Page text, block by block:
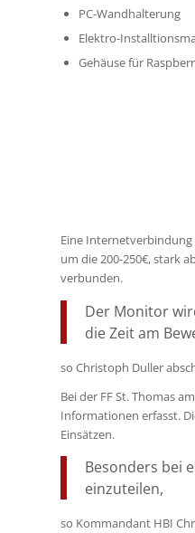
PC-
Elektro-
Gehäuse für
Eine
um die 200-250€, stark
verbunden.
Der Monitor
die Zeit am
so Christoph Duller
Bei der FF St. Thomas
Informationen erfasst.
Einsätzen.
Besonders bei
einzuteilen,
so Kommandant HBI